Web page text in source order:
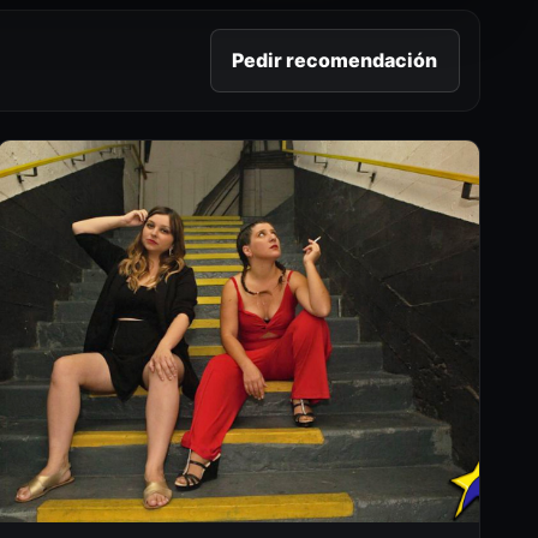
Pedir recomendación
S